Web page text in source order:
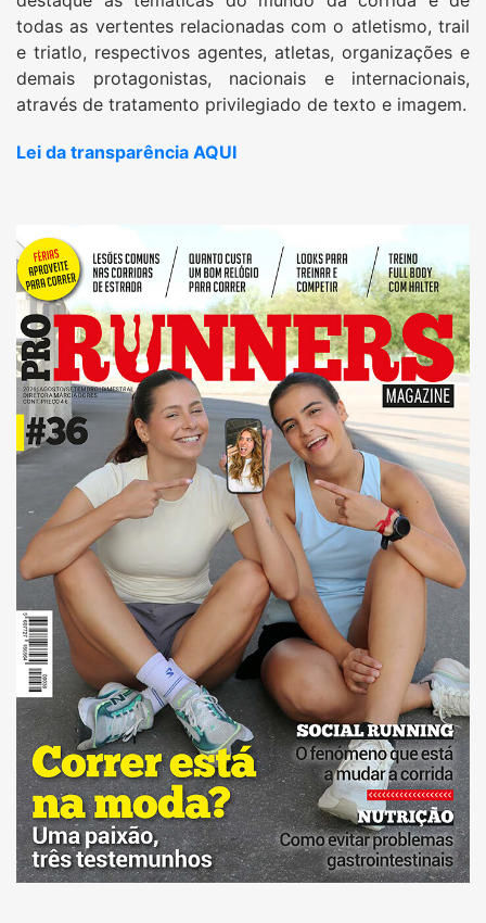
todas as vertentes relacionadas com o atletismo, trail
e triatlo, respectivos agentes, atletas, organizações e
demais protagonistas, nacionais e internacionais,
através de tratamento privilegiado de texto e imagem.
Lei da transparência AQUI